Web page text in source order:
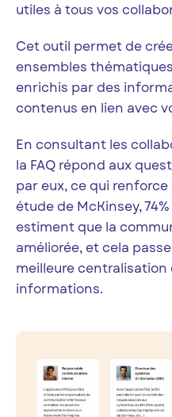
utiles à tous vos
Cet outil permet de
ensembles
enrichis par des
contenus en lien avec
En consultant les
la FAQ répond aux
par eux, ce qui
étude de McKinsey,
estiment que la
améliorée, et cela
meilleure
informations.